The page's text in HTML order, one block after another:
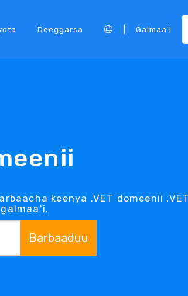
Deeggarsa Galmaa'i
keenya .VET domeenii .VET
Barbaaduu